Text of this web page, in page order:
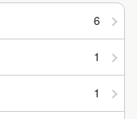
6
1
1